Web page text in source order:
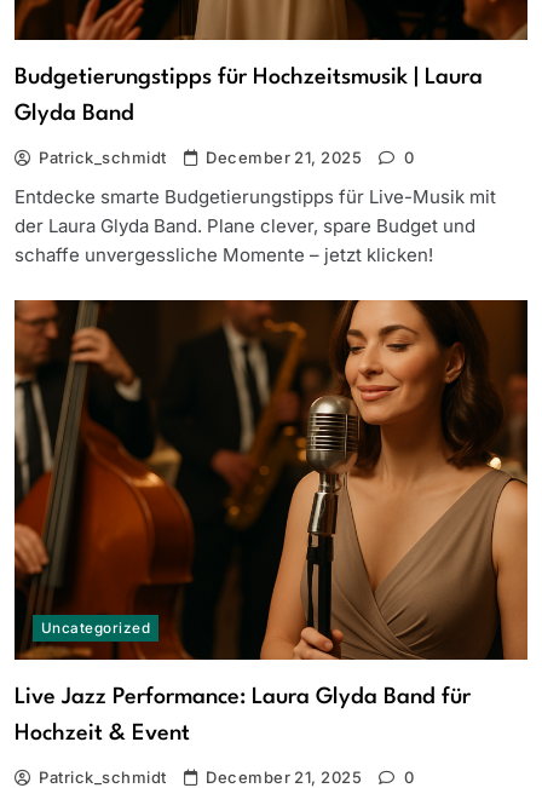
Budgetierungstipps für Hochzeitsmusik | Laura
Glyda Band
Patrick_schmidt December 21, 2025 0
Entdecke smarte Budgetierungstipps für Live-Musik mit
der Laura Glyda Band. Plane clever, spare Budget und
schaffe unvergessliche Momente – jetzt klicken!
Uncategorized
Live Jazz Performance: Laura Glyda Band für
Hochzeit & Event
Patrick_schmidt December 21, 2025 0